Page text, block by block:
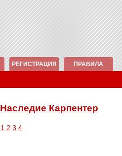
РЕГИСТРАЦИЯ ПРАВИЛА
Наследие Карпентер
1 2 3 4